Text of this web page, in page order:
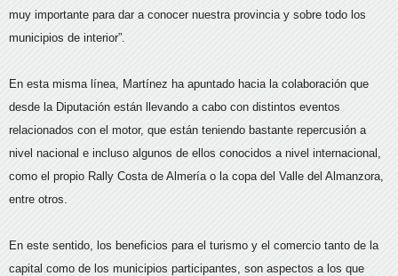
muy importante para dar a conocer nuestra provincia y sobre todo los
municipios de interior”.
En esta misma línea, Martínez ha apuntado hacia la colaboración que
desde la Diputación están llevando a cabo con distintos eventos
relacionados con el motor, que están teniendo bastante repercusión a
nivel nacional e incluso algunos de ellos conocidos a nivel internacional,
como el propio Rally Costa de Almería o la copa del Valle del Almanzora,
entre otros.
En este sentido, los beneficios para el turismo y el comercio tanto de la
capital como de los municipios participantes, son aspectos a los que